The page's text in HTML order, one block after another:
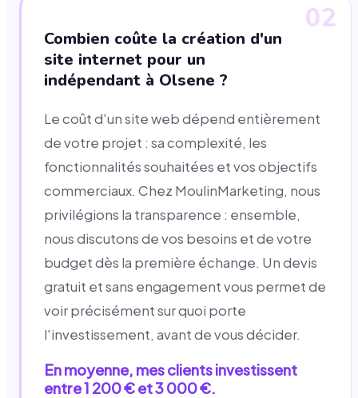
02
Combien coûte la création d'un
site internet pour un
indépendant à Olsene ?
Le coût d'un site web dépend entièrement
de votre projet : sa complexité, les
fonctionnalités souhaitées et vos objectifs
commerciaux. Chez MoulinMarketing, nous
privilégions la transparence : ensemble,
nous discutons de vos besoins et de votre
budget dès la première échange. Un devis
gratuit et sans engagement vous permet de
voir précisément sur quoi porte
l'investissement, avant de vous décider.
En moyenne, mes clients investissent
entre 1 200 € et 3 000 €.